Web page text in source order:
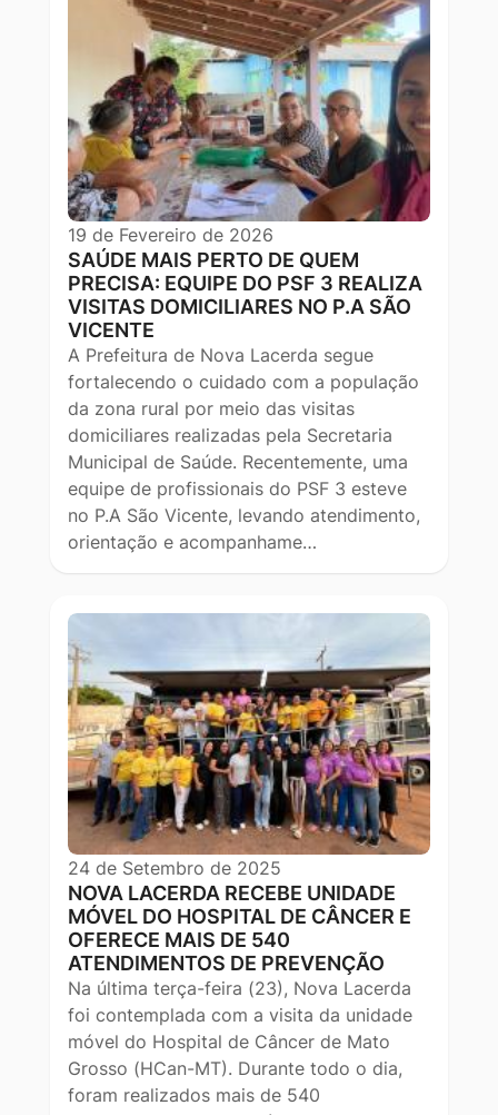
19 de Fevereiro de 2026
SAÚDE MAIS PERTO DE QUEM
PRECISA: EQUIPE DO PSF 3 REALIZA
VISITAS DOMICILIARES NO P.A SÃO
VICENTE
A Prefeitura de Nova Lacerda segue
fortalecendo o cuidado com a população
da zona rural por meio das visitas
domiciliares realizadas pela Secretaria
Municipal de Saúde. Recentemente, uma
equipe de profissionais do PSF 3 esteve
no P.A São Vicente, levando atendimento,
orientação e acompanhame…
24 de Setembro de 2025
NOVA LACERDA RECEBE UNIDADE
MÓVEL DO HOSPITAL DE CÂNCER E
OFERECE MAIS DE 540
ATENDIMENTOS DE PREVENÇÃO
Na última terça-feira (23), Nova Lacerda
foi contemplada com a visita da unidade
móvel do Hospital de Câncer de Mato
Grosso (HCan-MT). Durante todo o dia,
foram realizados mais de 540